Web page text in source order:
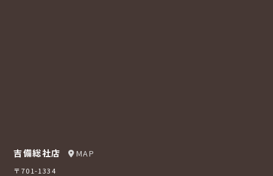
吉備総社店 MAP
〒701-1334